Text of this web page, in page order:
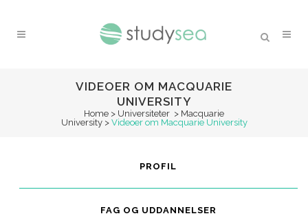
VIDEOER OM MACQUARIE
UNIVERSITY
Home > Universiteter > Macquarie
University> Videoer om Macquarie University
PROFIL
FAG OG UDDANNELSER